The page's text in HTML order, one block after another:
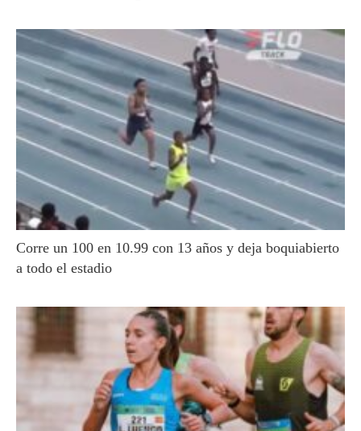
Corre un 100 en 10.99 con 13 años y deja boquiabierto
a todo el estadio